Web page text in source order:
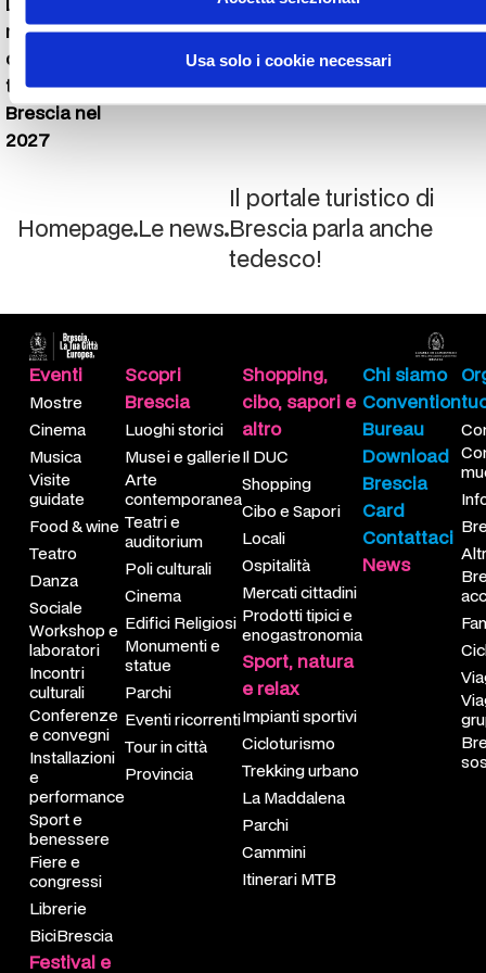
Usa solo i cookie necessari
nazionale
degli Alpini
torna a
Brescia nel
2027
Homepage Le news
Il portale turistico di
Brescia parla anche
tedesco!
gli eventi
guidate
& wine
e laboratori
culturali
e convegni
e performance
e benessere
e congressi
tutto
storici
e gallerie
contemporanea
e auditorium
Religiosi
e statue
ricorrenti
in città
e Sapori
cittadini
tipici e enogastronomia
le strutture
sportivi
urbano
MTB
arrivare
muoversi
servizi
accessibile
scuole
di gruppo
sostenibile
Eventi
Mostre
Cinema
Musica
Visite
guidate
Food & wine
Teatro
Danza
Sociale
Workshop e
laboratori
Incontri
culturali
Conferenze
e convegni
Installazioni
e
performance
Sport e
benessere
Fiere e
congressi
Librerie
BiciBrescia
Festival e
Scopri
Brescia
Luoghi storici
Musei e gallerie
Arte
contemporanea
Teatri e
auditorium
Poli culturali
Cinema
Edifici Religiosi
Monumenti e
statue
Parchi
Eventi ricorrenti
Tour in città
Provincia
Shopping,
cibo, sapori e
altro
Il DUC
Shopping
Cibo e Sapori
Locali
Ospitalità
Mercati cittadini
Prodotti tipici e
enogastronomia
Sport, natura
e relax
Impianti sportivi
Cicloturismo
Trekking urbano
La Maddalena
Parchi
Cammini
Itinerari MTB
Chi siamo
Convention
Bureau
Download
Brescia
Card
Contattaci
News